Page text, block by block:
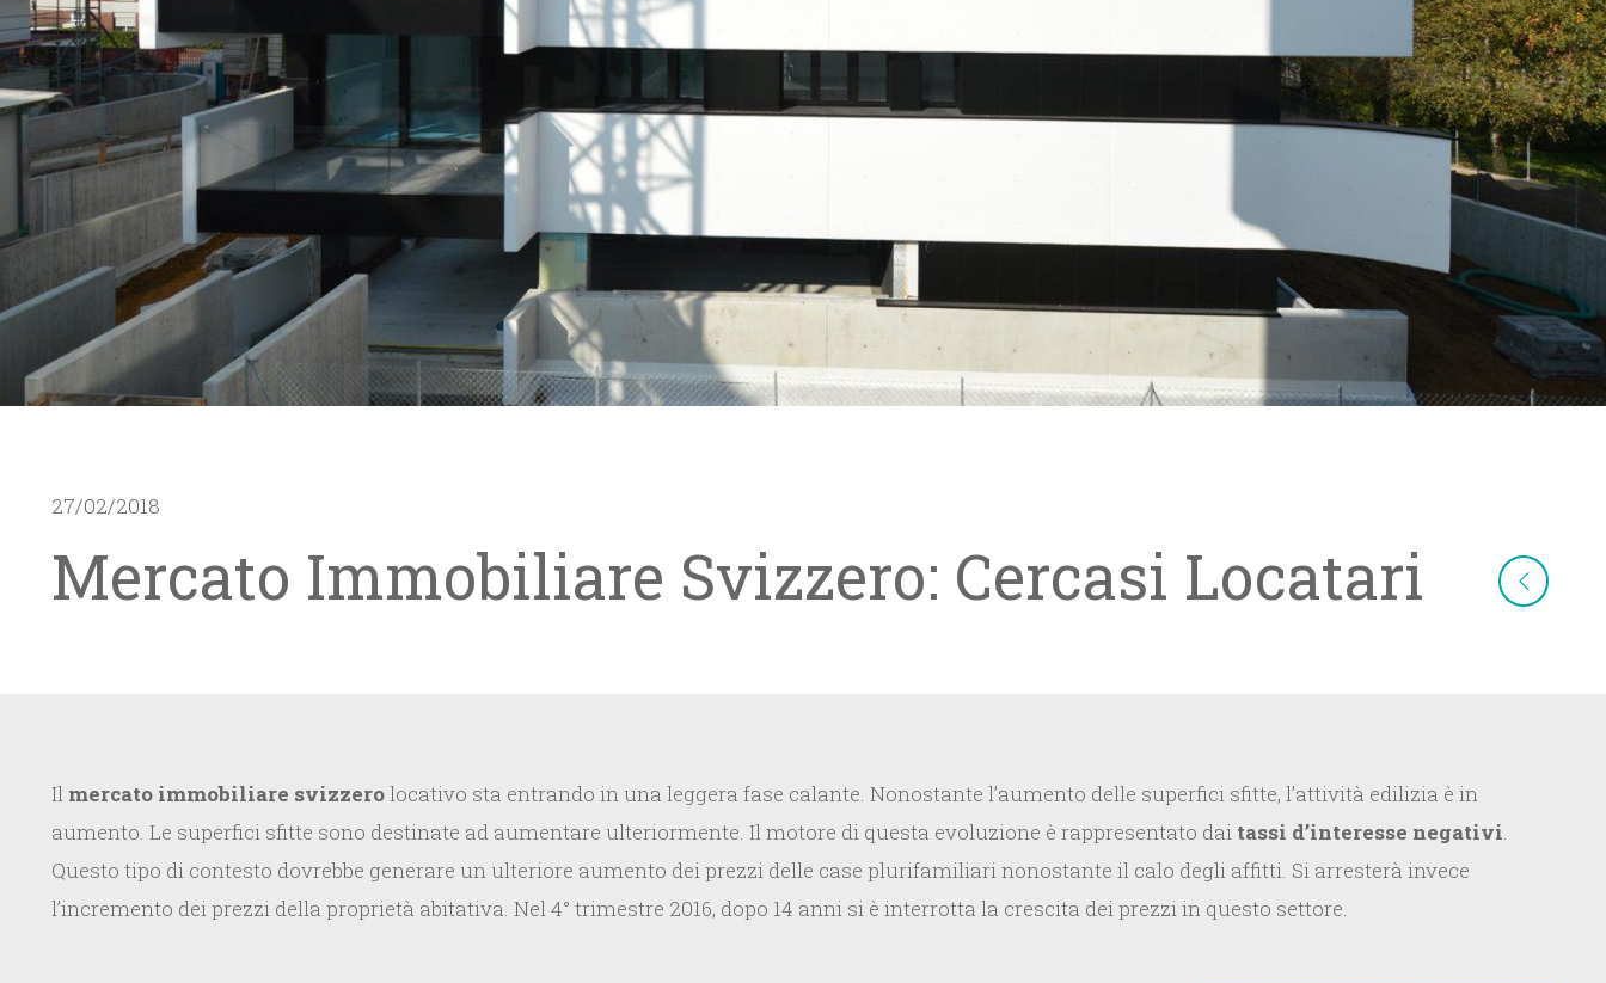
27/02/2018
Mercato Immobiliare Svizzero: Cercasi Locatari
Il mercato immobiliare svizzerolocativo sta entrando in una leggera fase calante. Nonostante l’aumento delle superfici sfitte, l’attività edilizia è in
aumento. Le superfici sfitte sono destinate ad aumentare ulteriormente. Il motore di questa evoluzione è rappresentato dai tassi d’interesse negativi.
Questo tipo di contesto dovrebbe generare un ulteriore aumento dei prezzi delle case plurifamiliari nonostante il calo degli affitti. Si arresterà invece
l’incremento dei prezzi della proprietà abitativa. Nel 4° trimestre 2016, dopo 14 anni si è interrotta la crescita dei prezzi in questo settore.